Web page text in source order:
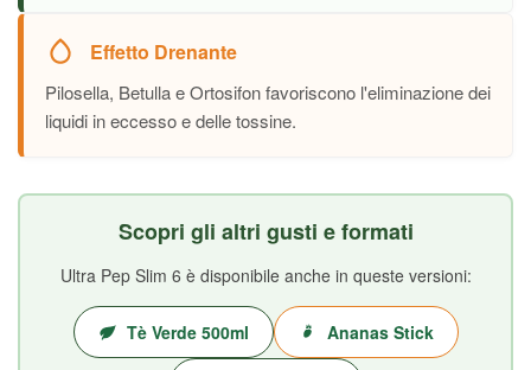
Effetto Drenante
Pilosella, Betulla e Ortosifon favoriscono l'eliminazione dei
liquidi in eccesso e delle tossine.
Scopri gli altri gusti e formati
Ultra Pep Slim 6 è disponibile anche in queste versioni:
Tè Verde 500ml Ananas Stick